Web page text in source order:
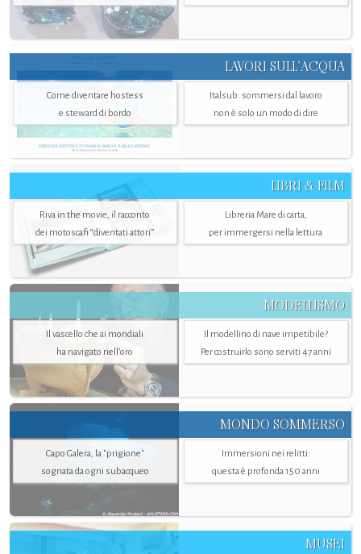
LAVORI SULL’ACQUA
Come diventare hostess
e steward di bordo
Italsub: sommersi dal lavoro
non è solo un modo di dire
LIBRI & FILM
Riva in the movie, il racconto
dei motoscafi “diventati attori”
Libreria Mare di carta,
per immergersi nella lettura
MODELLISMO
Il vascello che ai mondiali
ha navigato nell’oro
Il modellino di nave irripetibile?
Per costruirlo sono serviti 47 anni
MONDO SOMMERSO
Capo Galera, la "prigione"
sognata da ogni subacqueo
Immersioni nei relitti:
questa è profonda 150 anni
MUSEI